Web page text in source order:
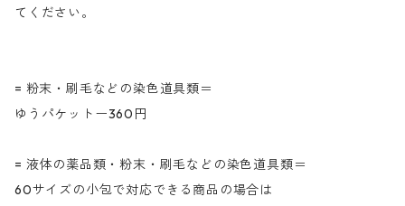
てください。
= 粉末・刷毛などの染色道具類＝
ゆうパケットー360円
= 液体の薬品類・粉末・刷毛などの染色道具類＝
60サイズの小包で対応できる商品の場合は